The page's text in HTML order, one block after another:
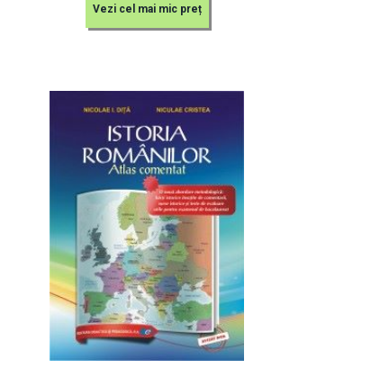
Vezi cel mai mic preț